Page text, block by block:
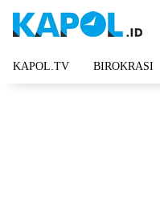
KAPOL.TV BIROKRASI